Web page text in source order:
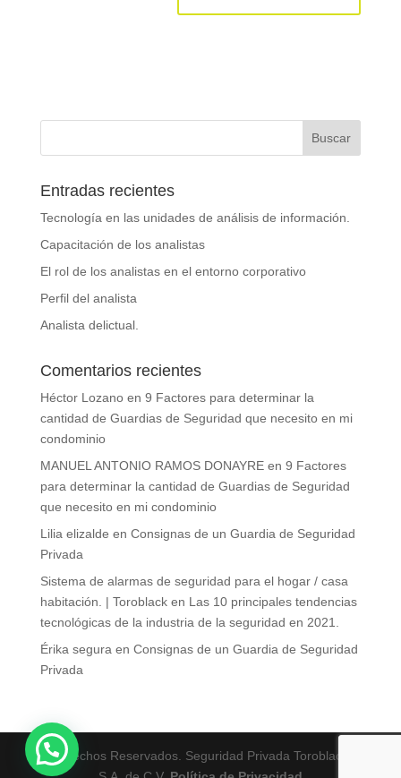
Entradas recientes
Tecnología en las unidades de análisis de información.
Capacitación de los analistas
El rol de los analistas en el entorno corporativo
Perfil del analista
Analista delictual.
Comentarios recientes
Héctor Lozanoen 9 Factores para determinar la
cantidad de Guardias de Seguridad que necesito en mi
condominio
MANUEL ANTONIO RAMOS DONAYREen 9 Factores
para determinar la cantidad de Guardias de Seguridad
que necesito en mi condominio
Lilia elizalde en Consignas de un Guardia de Seguridad
Privada
Sistema de alarmas de seguridad para el hogar / casa
habitación. | Toroblacken Las 10 principales tendencias
tecnológicas de la industria de la seguridad en 2021.
Érika segura en Consignas de un Guardia de Seguridad
Privada
Derechos Reservados. Seguridad Privada Toroblack